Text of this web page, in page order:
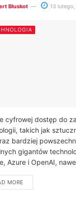
Błuskot 13
cyfrowej dostęp do
takich jak
bardziej
gigantów
Azure i OpenAI,
MORE